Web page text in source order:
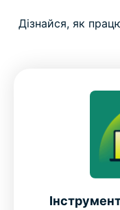
Дізнайся, як